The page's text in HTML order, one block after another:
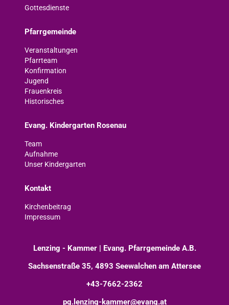
Gottesdienste
Pfarrgemeinde
Veranstaltungen
Pfarrteam
Konfirmation
Jugend
Frauenkreis
Historisches
Evang. Kindergarten Rosenau
Team
Aufnahme
Unser Kindergarten
Kontakt
Kirchenbeitrag
Impressum
Lenzing - Kammer | Evang. Pfarrgemeinde A.B.
Sachsenstraße 35, 4893 Seewalchen am Attersee
+43-7662-2362
pg.lenzing-kammer@evang.at